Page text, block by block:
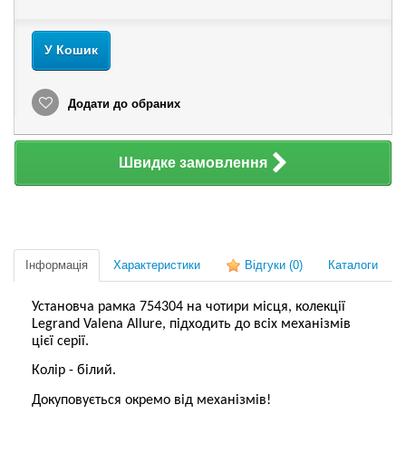
У Кошик
Додати до обраних
Швидке замовлення
Інформація Характеристики Відгуки (0) Каталоги
Установча рамка 754304 на чотири місця, колекції
Legrand Valena Allure, підходить до всіх механізмів
цієї серії.
Колір - білий.
Докуповується окремо від механізмів!